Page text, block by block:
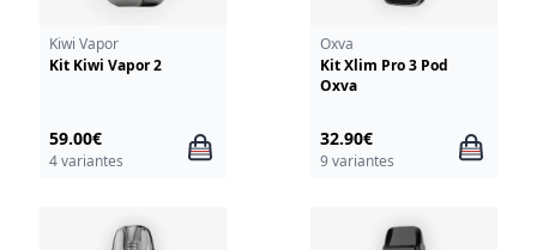
Kiwi Vapor
Kit Kiwi Vapor 2
59.00€
4 variantes
Oxva
Kit Xlim Pro 3 Pod
Oxva
32.90€
9 variantes